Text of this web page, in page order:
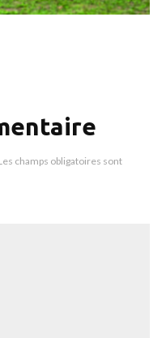
champs obligatoires sont